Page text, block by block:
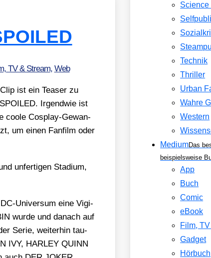
TV & Stream, Web
ist ein Teaser zu
Irgend­wie ist
coo­le Cos­play-Gewan­
um einen Fan­film oder
unfer­ti­gen Sta­di­um,
Uni­ver­sum eine Vigi­
wur­de und danach auf
Serie, wei­ter­hin tau­
IVY, HARLEY QUINN
Science
Technik
Thriller
Urban
Wahre
Western
MediumDas
beispielsweise
App
Buch
Comic
eBook
Film,
Gadget
Hörbuch